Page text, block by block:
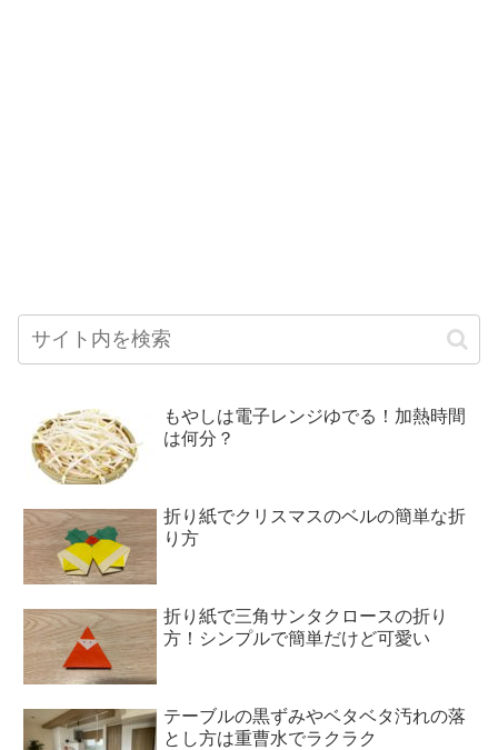
もやしは電子レンジゆでる！加熱時間
は何分？
折り紙でクリスマスのベルの簡単な折
り方
折り紙で三角サンタクロースの折り
方！シンプルで簡単だけど可愛い
テーブルの黒ずみやベタベタ汚れの落
とし方は重曹水でラクラク